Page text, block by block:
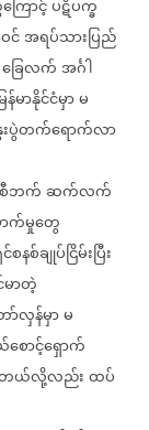
ောင့်ပဋိပက္ခ
င်အရပ်သားပြည်
ခြေလက်အင်္ဂါ
န်မာနိုင်ငံမှာမ
းပွဲတက်ရောက်လာ
စီဘက်ဆက်လက်
ာက်မှုတွေ
စ်ချုပ်ငြိမ်းပြီး
မာတဲ့
ာ်လှန်မှာမ
ောင့်ရှောက်
တယ်လို့လည်းထပ်